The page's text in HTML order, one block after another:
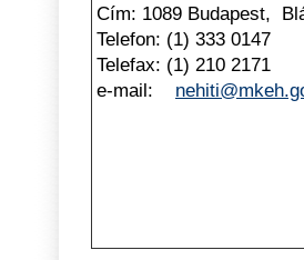
Cím: 1089 Budapest,
Telefon: (1) 333 0147
Telefax: (1) 210 2171
e-mail: